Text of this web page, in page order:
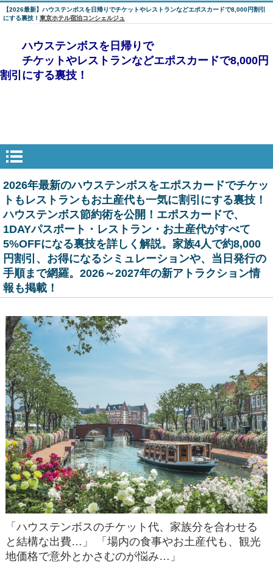
【2026最新】ハウステンボスを日帰りでチケットやレストランなどエポスカードで8,000円割引
にする裏技！ 東京ホテル宿泊コンシェルジュ
ハウステンボスを日帰りで
チケットやレストランなどエポスカードで8,000円
割引にする裏技！
2026年最新のハウステンボスをエポスカードでチケッ
トもレストランもお土産代も一気に割引にする裏技！
ハウステンボス節約術を公開！エポスカードで、
1DAYパスポート・レストラン・お土産代がすべて
5%OFFになる裏技を詳しく解説。家族4人で約8,000
円割引、お得になるシミュレーションや、当日発行の
手順まで網羅。2026～2027年の新アトラクション情
報も掲載！
「ハウステンボスのチケット代、家族分を合わせる
と結構な出費…」 「場内の食事やお土産代も、観光
地価格で意外とかさむのが悩み…」